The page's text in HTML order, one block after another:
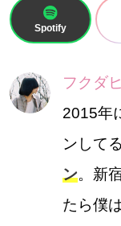
Spotify
フクダ
2015年
ンして
ン。新
たら僕